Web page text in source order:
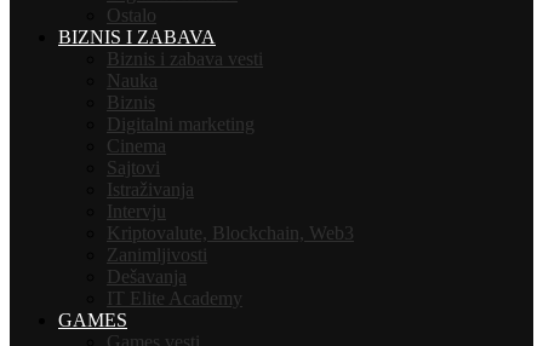
Ostalo
BIZNIS I ZABAVA
Biznis i zabava vesti
Nauka
Biznis
Digitalni marketing
Cinema
Sajtovi
Istraživanja
Intervju
Kriptovalute, Blockchain, Web3
Zanimljivosti
Dešavanja
IT Elite Academy
GAMES
Games vesti